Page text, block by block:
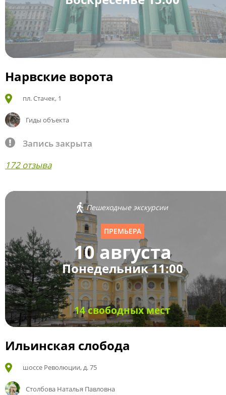
Нарвские ворота
пл. Стачек, 1
Гиды объекта
Запись закрыта
172 отзыва
Пешеходные экскурсии
ПРЕМЬЕРА
10 августа
Понедельник 11:00
14 свободных мест
Ильинская слобода
шоссе Революции, д. 75
Столбова Наталья Павловна